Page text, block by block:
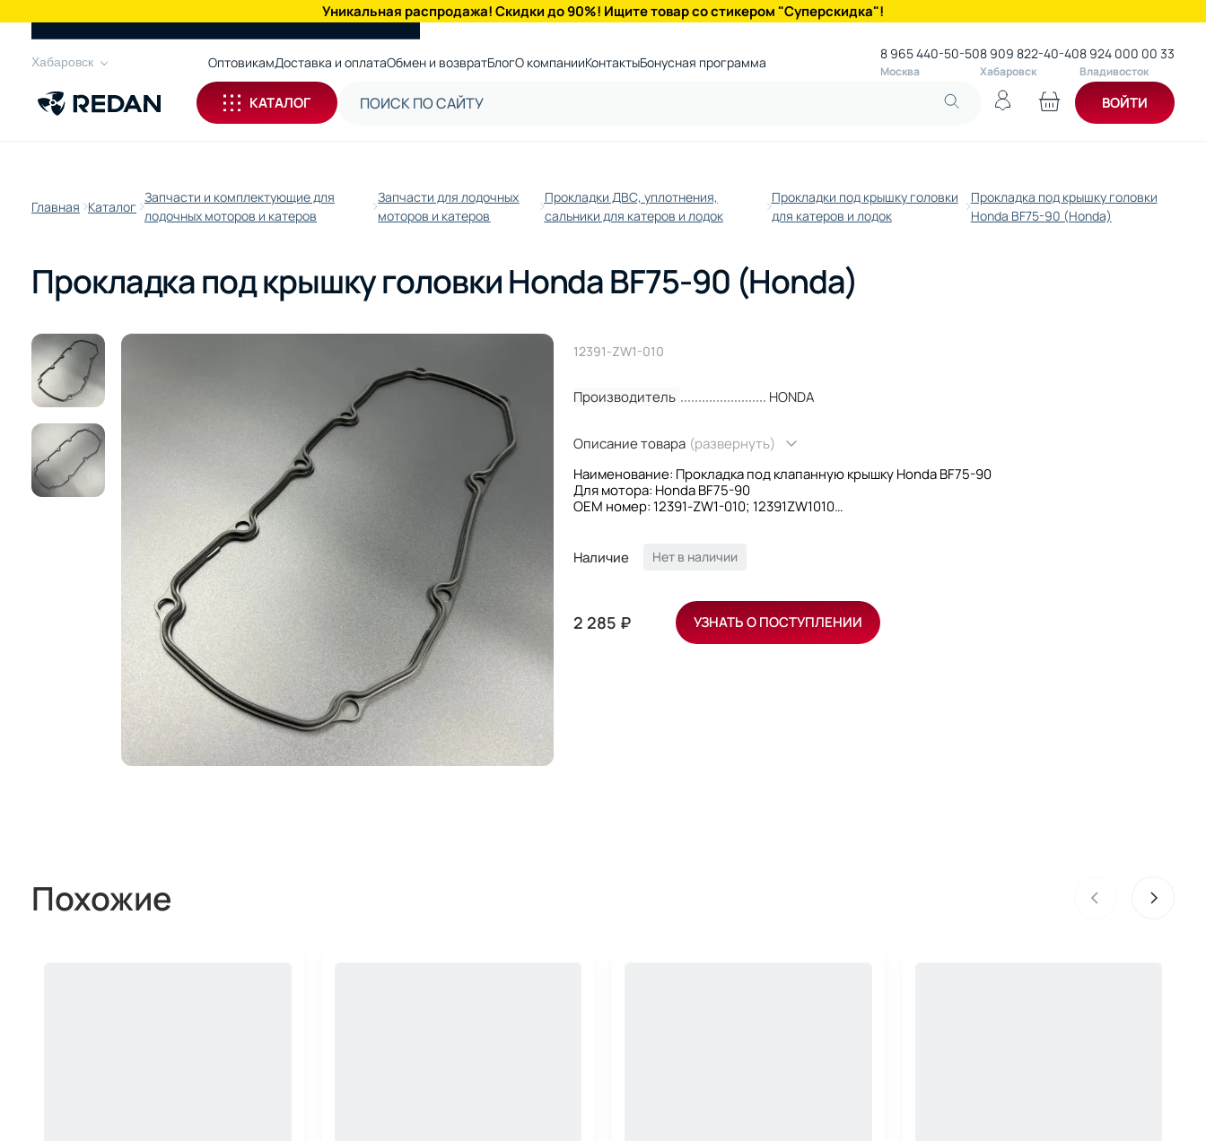
Уникальная распродажа! Скидки до 90%! Ищите товар со стикером "Суперскидка"!
Хабаровск ОптовикамДоставка и оплатаОбмен и возвратБлогО компанииКонтактыБонусная программа 8 965 440-50-50
Москва
8 909 822-40-40
Хабаровск
8 924 000 00 33
Владивосток
КАТАЛОГ ВОЙТИ
Главная Каталог
Запчасти и комплектующие для
лодочных моторов и катеров
Запчасти для лодочных
моторов и катеров
Прокладки ДВС, уплотнения,
сальники для катеров и лодок
Прокладки под крышку головки
для катеров и лодок
Прокладка под крышку головки
Honda BF75-90 (Honda)
Прокладка под крышку головки Honda BF75-90 (Honda)
12391-ZW1-010
Производитель HONDA
Описание товара (развернуть)
Наименование: Прокладка под клапанную крышку Honda BF75-90
Для мотора: Honda BF75-90
OEM номер: 12391-ZW1-010; 12391ZW1010
Наличие
Нет в наличии
2 285 ₽ УЗНАТЬ О ПОСТУПЛЕНИИ
Похожие